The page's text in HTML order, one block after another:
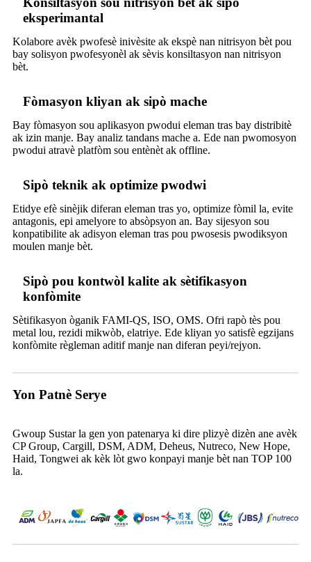
eksperimantal
Kolabore avèk pwofesè inivèsite ak ekspè nan nitrisyon bèt pou
bay solisyon pwofesyonèl ak sèvis konsiltasyon nan nitrisyon
bèt.
Fòmasyon kliyan ak sipò mache
Bay fòmasyon sou aplikasyon pwodui eleman tras bay distribitè
ak izin manje. Bay analiz tandans mache a. Ede nan pwomosyon
pwodui atravè platfòm sou entènèt ak offline.
Sipò teknik ak optimize pwodwi
Etidye efè sinèjik diferan eleman tras yo, optimize fòmil la, evite
antagonis, epi amelyore to absòpsyon an. Bay sijesyon sou
konpatibilite ak adisyon eleman tras pou pwosesis pwodiksyon
moulen manje bèt.
Sipò pou kontwòl kalite ak sètifikasyon
konfòmite
Sètifikasyon òganik FAMI-QS, ISO, OMS. Ofri rapò tès pou
metal lou, rezidi mikwòb, elatriye. Ede kliyan yo satisfè egzijans
konfòmite règleman aditif manje nan diferan peyi/rejyon.
Yon Patnè Serye
Gwoup Sustar la gen yon patenarya ki dire plizyè dizèn ane avèk
CP Group, Cargill, DSM, ADM, Deheus, Nutreco, New Hope,
Haid, Tongwei ak kèk lòt gwo konpayi manje bèt nan TOP 100
la.